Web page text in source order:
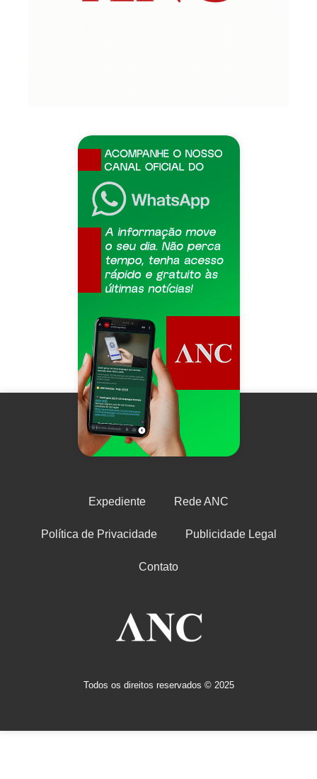
Expediente Rede ANC
Política de Privacidade Publicidade Legal
Contato
Todos os direitos reservados © 2025